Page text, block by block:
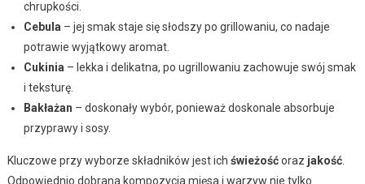
chrupkości.
Cebula – jej smak staje się słodszy po grillowaniu, co nadaje
potrawie wyjątkowy aromat.
Cukinia – lekka i delikatna, po ugrillowaniu zachowuje swój smak
i teksturę.
Bakłażan – doskonały wybór, ponieważ doskonale absorbuje
przyprawy i sosy.
Kluczowe przy wyborze składników jest ich świeżośćoraz jakość.
Odpowiednio dobrana kompozycja mięsa i warzyw nie tylko